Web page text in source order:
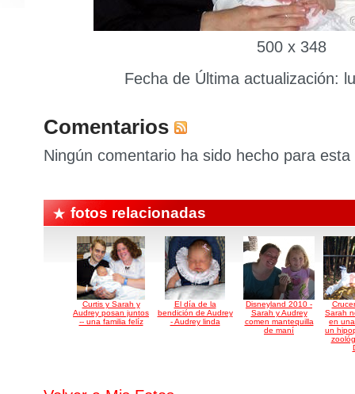
500 x 348
Fecha de Última actualización:
Comentarios
Ningún comentario ha sido hecho para esta
fotos relacionadas
Curtis y Sarah y
Audrey posan juntos
-- una familia felí­z
El dí­a de la
bendición de Audrey
- Audrey linda
Disneyland 2010 -
Sarah y Audrey
comen mantequilla
de maní
Sarah
en
un